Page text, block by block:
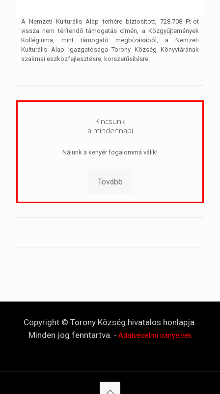
A Nemzeti Kulturális Alap terhére biztosított, 728.708 Ft-ot
vissza nem térítendő támogatás címén, a Közgyűjtemények
Kollégiuma, mint támogató megbízásából, a Nemzeti
Kulturális Alap Igazgatósága Torony Község Könyvtárának
szakmai eszközfejlesztésre, korszerűsítésre.
Kincsünk
a mindennapi
Nálunk a kenyér fogalommá válik!
Tovább
Copyright © Torony Község hivatalos honlapja.
Minden jog fenntartva. - Adatvédelmi irányelvek